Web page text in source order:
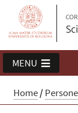
MENU
Home/Persone